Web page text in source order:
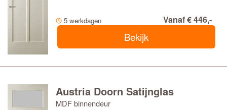
5 werkdagen Vanaf € 446,-
Bekijk
Austria Doorn Satijnglas
MDF binnendeur